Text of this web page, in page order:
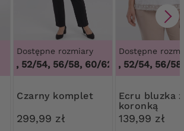
Dostępne rozmiary
50, 52/54, 56/58, 60/62, 48/50, 52/54,
Czarny komplet
299,99 zł
Dostępne
48/50, 52/54, 56/58,
Ecru bluzka z
koronką
139,99 zł